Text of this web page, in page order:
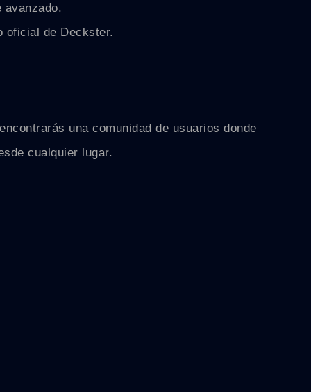
avanzado.
oficial de Deckster.
una comunidad de usuarios donde
cualquier lugar.